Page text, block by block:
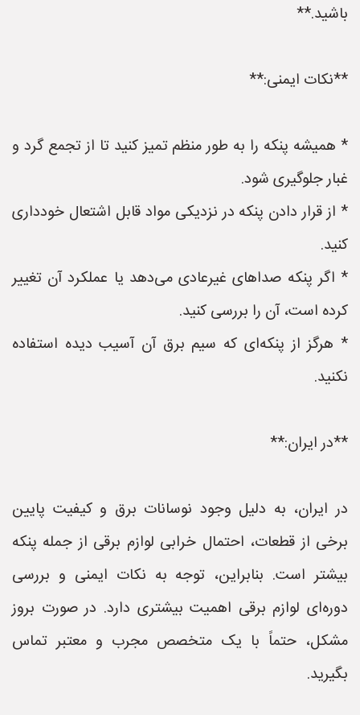
باشید.**
**نکات ایمنی:**
* همیشه پنکه را به طور منظم تمیز کنید تا از تجمع گرد و
غبار جلوگیری شود.
* از قرار دادن پنکه در نزدیکی مواد قابل اشتعال خودداری
کنید.
* اگر پنکه صداهای غیرعادی می‌دهد یا عملکرد آن تغییر
کرده است، آن را بررسی کنید.
* هرگز از پنکه‌ای که سیم برق آن آسیب دیده استفاده
نکنید.
**در ایران:**
در ایران، به دلیل وجود نوسانات برق و کیفیت پایین
برخی از قطعات، احتمال خرابی لوازم برقی از جمله پنکه
بیشتر است. بنابراین، توجه به نکات ایمنی و بررسی
دوره‌ای لوازم برقی اهمیت بیشتری دارد. در صورت بروز
مشکل، حتماً با یک متخصص مجرب و معتبر تماس
بگیرید.